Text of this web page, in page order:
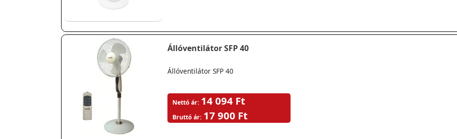
Állóventilátor SFP 40
Állóventilátor SFP 40
Nettó ár: 14 094 Ft
Bruttó ár: 17 900 Ft